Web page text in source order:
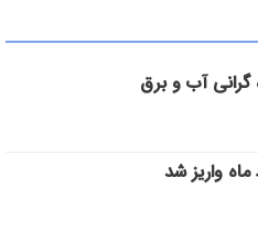
آب و برق
ماه واریز شد